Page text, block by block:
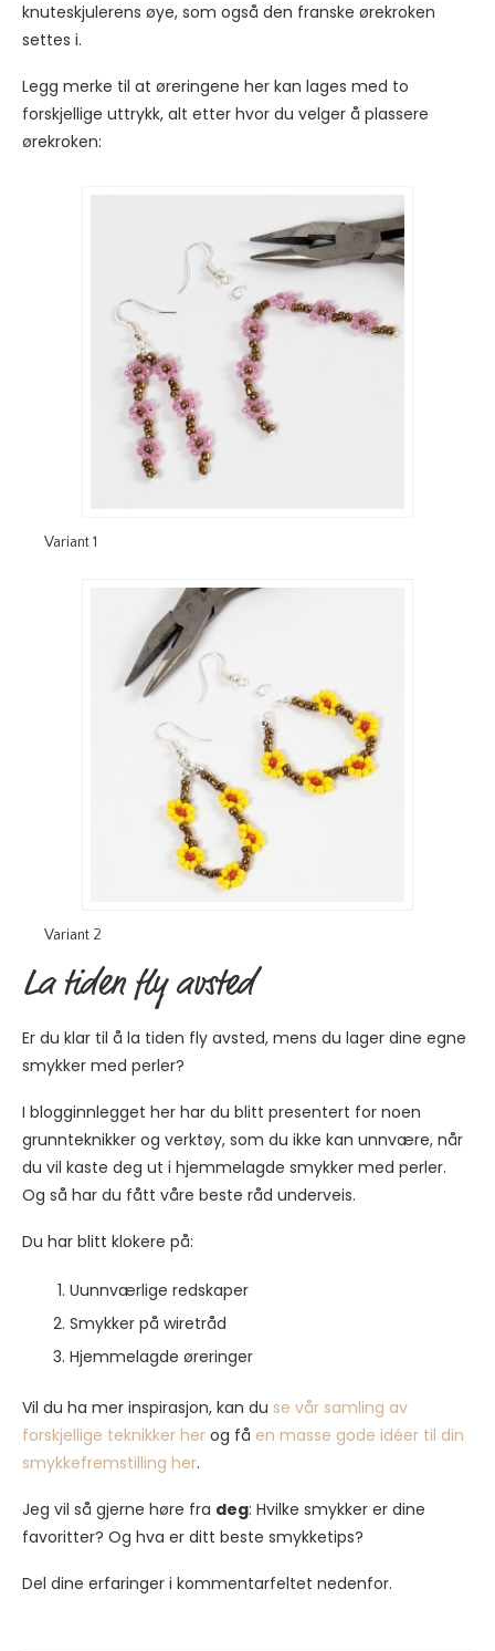
knuteskjulerens øye, som også den franske ørekroken
settes i.
Legg merke til at øreringene her kan lages med to
forskjellige uttrykk, alt etter hvor du velger å plassere
ørekroken:
Variant 1
Variant 2
La tiden fly avsted
Er du klar til å la tiden fly avsted, mens du lager dine egne
smykker med perler?
I blogginnlegget her har du blitt presentert for noen
grunnteknikker og verktøy, som du ikke kan unnvære, når
du vil kaste deg ut i hjemmelagde smykker med perler.
Og så har du fått våre beste råd underveis.
Du har blitt klokere på:
Uunnværlige redskaper
Smykker på wiretråd
Hjemmelagde øreringer
Vil du ha mer inspirasjon, kan du se vår samling av
forskjellige teknikker her og få en masse gode idéer til din
smykkefremstilling her.
Jeg vil så gjerne høre fra deg: Hvilke smykker er dine
favoritter? Og hva er ditt beste smykketips?
Del dine erfaringer i kommentarfeltet nedenfor.